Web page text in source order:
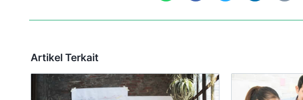
Artikel Terkait